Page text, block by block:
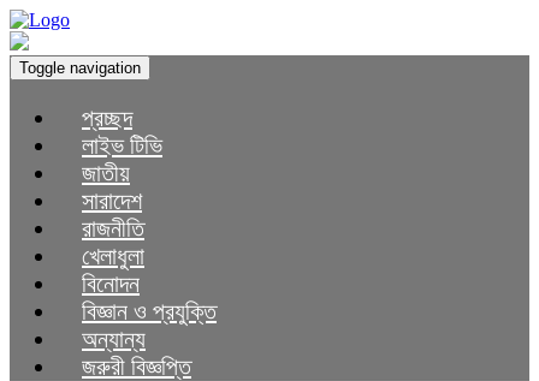
Toggle navigation
প্রচ্ছদ
লাইভ টিভি
জাতীয়
সারাদেশ
রাজনীতি
খেলাধুলা
বিনোদন
বিজ্ঞান ও প্রযুক্তি
অন্যান্য
জরুরী বিজ্ঞপ্তি